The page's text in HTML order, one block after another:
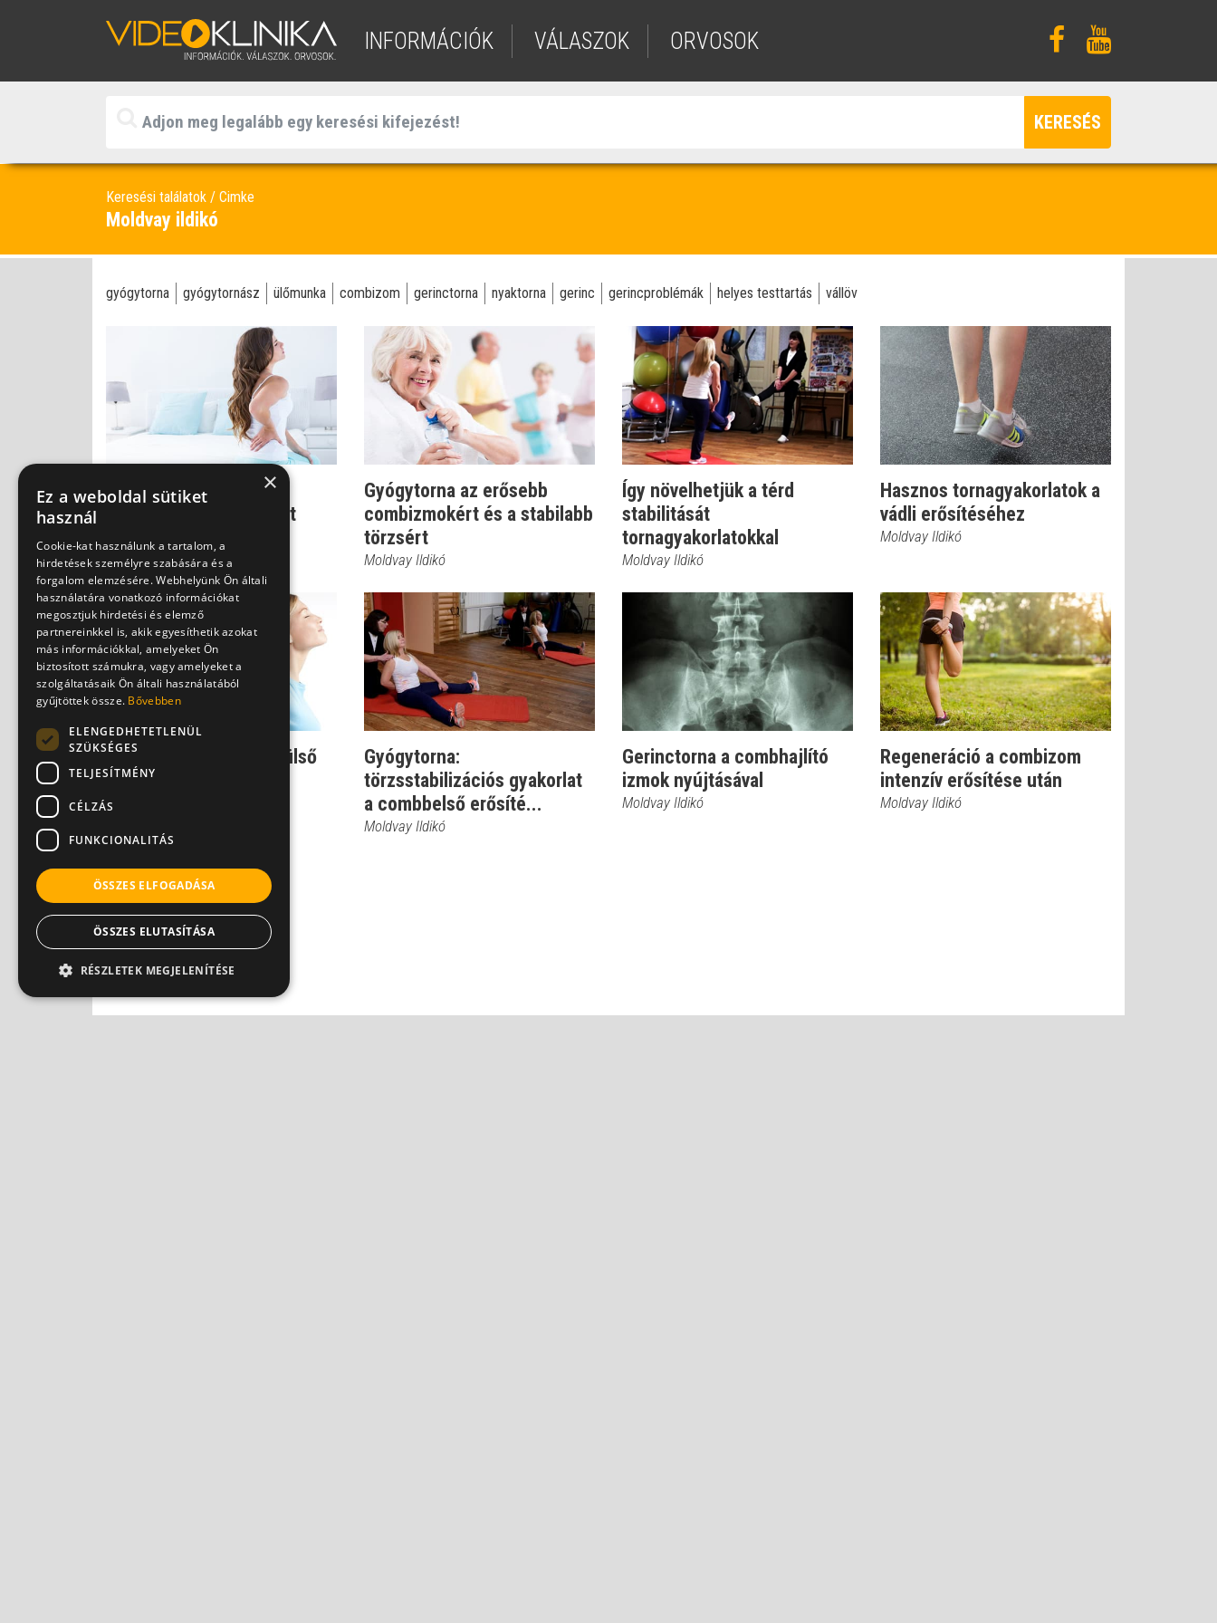
INFORMÁCIÓK VÁLASZOK ORVOSOK
KERESÉS
Keresési találatok Cimke
Moldvay ildikó
gyógytorna gyógytornász ülőmunka combizom gerinctorna nyaktorna gerinc gerincproblémák helyes testtartás vállöv
Gyógytornával a helyes
testtartás kialakításáért
Gyógytorna az erősebb
combizmokért és a stabilabb
törzsért
Moldvay Ildikó
Így növelhetjük a térd
stabilitását
tornagyakorlatokkal
Moldvay Ildikó
Hasznos tornagyakorlatok a
vádli erősítéséhez
Moldvay Ildikó
Gyógytorna: a vállöv elülső
izmainak nyújtása
Moldvay Ildikó
Gyógytorna:
törzsstabilizációs gyakorlat
a combbelső erősíté...
Moldvay Ildikó
Gerinctorna a combhajlító
izmok nyújtásával
Moldvay Ildikó
Regeneráció a combizom
intenzív erősítése után
Moldvay Ildikó
×
Ez a weboldal sütiket
használ
Cookie-kat használunk a tartalom, a
hirdetések személyre szabására és a
forgalom elemzésére. Webhelyünk Ön általi
használatára vonatkozó információkat
megosztjuk hirdetési és elemző
partnereinkkel is, akik egyesíthetik azokat
más információkkal, amelyeket Ön
biztosított számukra, vagy amelyeket a
szolgáltatásaik Ön általi használatából
gyűjtöttek össze. Bővebben
ELENGEDHETETLENÜL
SZÜKSÉGES
TELJESÍTMÉNY
CÉLZÁS
FUNKCIONALITÁS
ÖSSZES ELFOGADÁSA
ÖSSZES ELUTASÍTÁSA
RÉSZLETEK MEGJELENÍTÉSE